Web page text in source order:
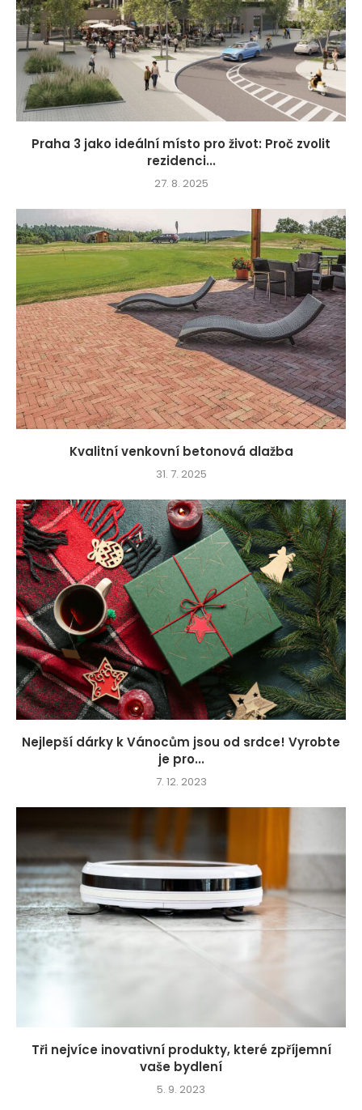
Praha 3 jako ideální místo pro život: Proč zvolit
rezidenci...
27. 8. 2025
Kvalitní venkovní betonová dlažba
31. 7. 2025
Nejlepší dárky k Vánocům jsou od srdce! Vyrobte
je pro...
7. 12. 2023
Tři nejvíce inovativní produkty, které zpříjemní
vaše bydlení
5. 9. 2023